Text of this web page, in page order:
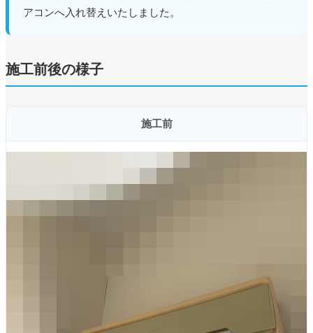
アコンへ入れ替えいたしました。
施工前後の様子
施工前